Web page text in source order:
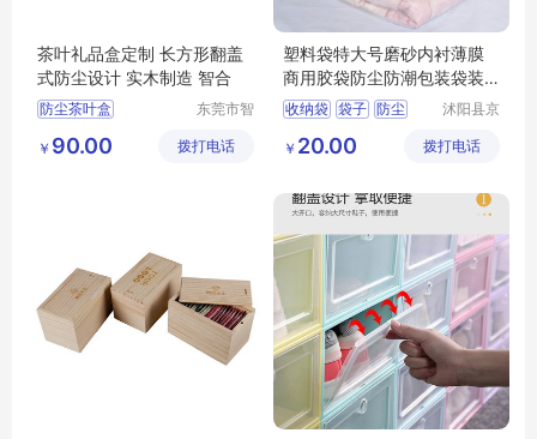
茶叶礼品盒定制 长方形翻盖
式防尘设计 实木制造 智合
防尘茶叶盒
茶叶收纳盒
东莞市智
限公司
￥ 90.00 拨打电话
塑料袋特大号磨砂内衬薄膜
商用胶袋防尘防潮包装袋装
被子的收纳袋
收纳袋 袋子 防尘
沭阳县京
心
￥ 20.00 拨打电话